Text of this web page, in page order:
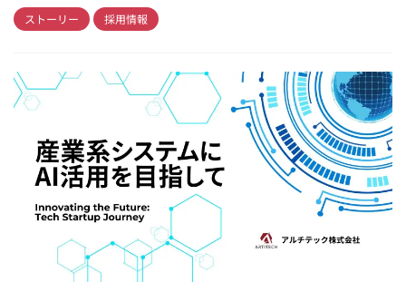
ストーリー 採用情報